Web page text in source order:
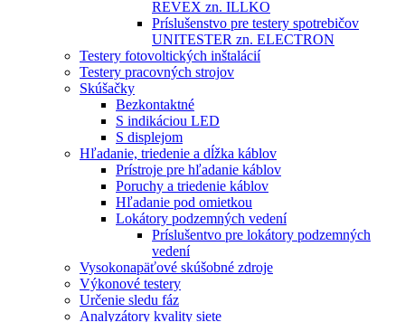
REVEX zn. ILLKO
Príslušenstvo pre testery spotrebičov
UNITESTER zn. ELECTRON
Testery fotovoltických inštalácií
Testery pracovných strojov
Skúšačky
Bezkontaktné
S indikáciou LED
S displejom
Hľadanie, triedenie a dĺžka káblov
Prístroje pre hľadanie káblov
Poruchy a triedenie káblov
Hľadanie pod omietkou
Lokátory podzemných vedení
Príslušentvo pre lokátory podzemných
vedení
Vysokonapäťové skúšobné zdroje
Výkonové testery
Určenie sledu fáz
Analyzátory kvality siete